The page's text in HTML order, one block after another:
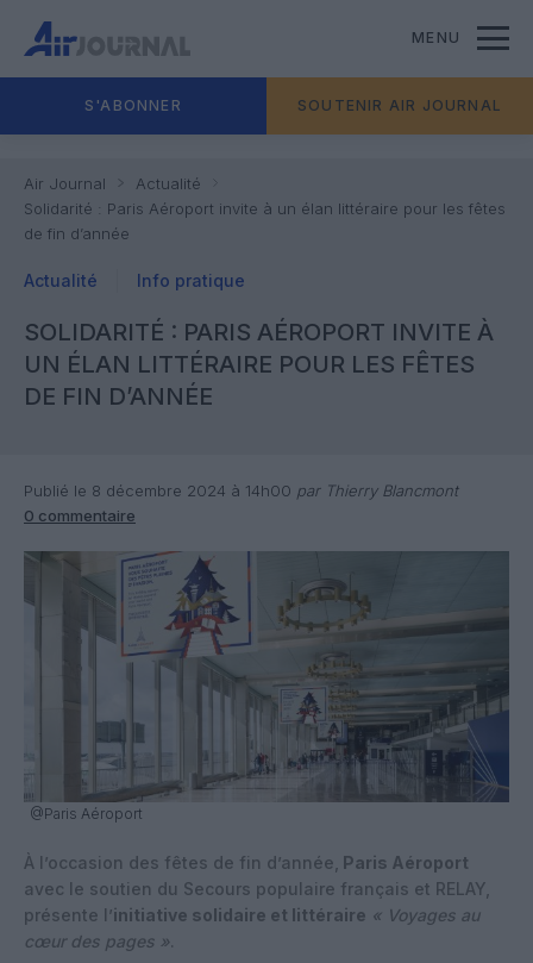
MENU
S'ABONNER SOUTENIR AIR JOURNAL
Air Journal
Actualité
Solidarité : Paris Aéroport invite à un élan littéraire pour les fêtes
de fin d’année
Actualité Info pratique
SOLIDARITÉ : PARIS AÉROPORT INVITE À
UN ÉLAN LITTÉRAIRE POUR LES FÊTES
DE FIN D’ANNÉE
Publié le 8 décembre 2024 à 14h00 par Thierry Blancmont
0 commentaire
@Paris Aéroport
À l’occasion des fêtes de fin d’année, Paris Aéroport
avec le soutien du Secours populaire français et RELAY,
présente l’initiative solidaire et littéraire « Voyages au
cœur des pages ».